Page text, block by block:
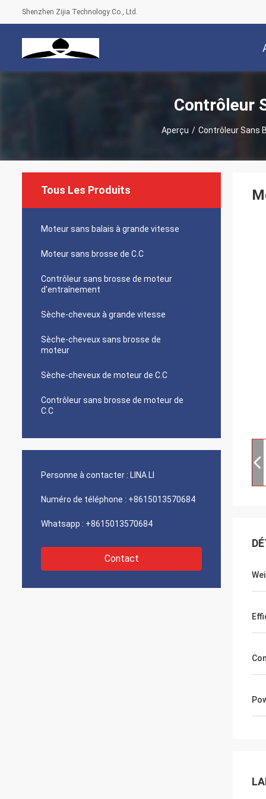
Shenzhen Zijia Technology Co., Ltd.
Contrôleur
Aperçu / Contrôleur Sans
Tous Les Produits
Moteur sans balais à grande vitesse
Moteur sans brosse de C.C
Contrôleur sans brosse de moteur
d'entraînement
Sèche-cheveux à grande vitesse
Sèche-cheveux sans brosse de
moteur
Sèche-cheveux de moteur de C.C
Contrôleur sans brosse de moteur de
C.C
Personne à contacter : LINA LI
Numéro de téléphone : +8615013570684
Whatsapp : +8615013570684
Contact